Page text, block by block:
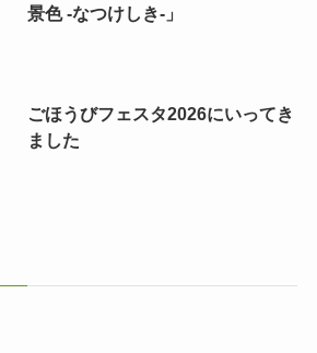
景色 -なつけしき-」
ごほうびフェスタ2026にいってき
ました